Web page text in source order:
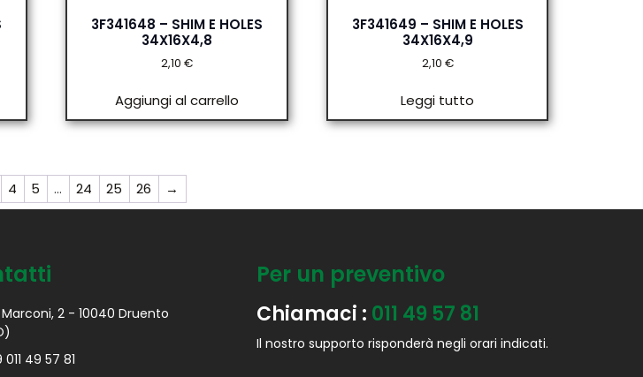
3F341648 – SHIM E HOLES
34X16X4,8
2,10€
Aggiungi al carrello
3F341649 – SHIM E HOLES
34X16X4,9
2,10 €
Leggi tutto
4 5 … 24 25 26 →
Marconi, 2 - 10040 Druento
011 49 57 81
Per un preventivo
Chiamaci : 011 49 57 81
Il nostro supporto risponderà negli orari indicati.